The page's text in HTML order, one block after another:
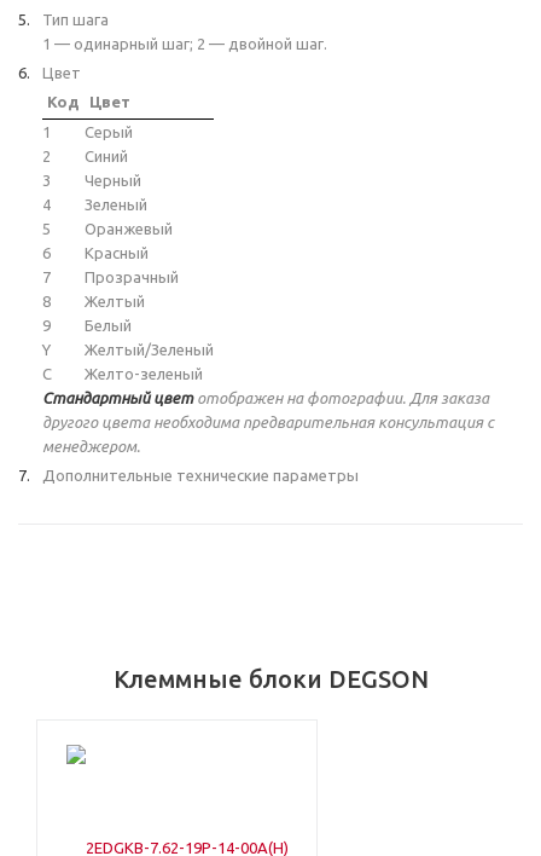
Тип шага
1 — одинарный шаг; 2 — двойной шаг.
Цвет
Код
Цвет
1
Серый
2
Синий
3
Черный
4
Зеленый
5
Оранжевый
6
Красный
7
Прозрачный
8
Желтый
9
Белый
Y
Желтый/Зеленый
C
Желто-зеленый
Стандартный цветотображен на фотографии. Для заказа
другого цвета необходима предварительная консультация с
менеджером.
Дополнительные технические параметры
Клеммные блоки DEGSON